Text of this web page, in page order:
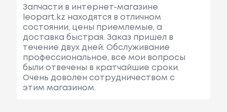
Запчасти в интернет-магазине
leopart.kz находятся в отличном
состоянии, цены приемлемые, а
доставка быстрая. Заказ пришел в
течение двух дней. Обслуживание
профессиональное, все мои вопросы
были отвечены в кратчайшие сроки.
Очень доволен сотрудничеством с
этим магазином.